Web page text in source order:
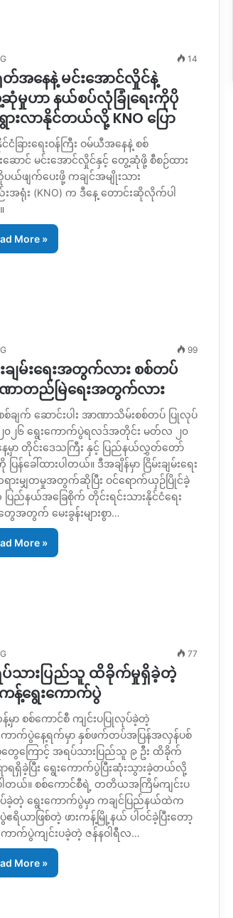
14
အနေနဲ့ မင်းအောင်လှိုင်နဲ့
မှုဟာ နယ်စပ်လုံခြုံရေးကိုပို
ားလာနိုင်တယ်လို့ KNO ပြော
ငံခြားရေးဝန်ကြီး ဝမ်ယီအနေနဲ့ စစ်
းဆောင် မင်းအောင်လှိုင်နှင့် တွေ့ဆုံဖို့ စီစဉ်ထား
ယ်ဖျက်ပေးဖို့ ကချင်အမျိုးသား
အရုံး (KNO) က ဒီနေ့ တောင်းဆိုလိုက်ပါ
More »
99
းချမ်းရေးအတွက်လား စစ်တပ်
ာတည်မြဲရေးအတွက်လား
စ်ချက် ဆောင်းပါး အာဏာသိမ်းစစ်တပ် ပြုလုပ်
၀၂၆ ရွေးကောက်ပွဲရလဒ်အတိုင်း မတ်လ ၂၀
မှာ တိုင်းဒေသကြီး နှင့် ပြည်နယ်လွှတ်တော်
ြန်ခေါ်ထားပါတယ်။ ဒီအချိန်မှာ ငြိမ်းချမ်းရေး
ားမျှတမှုအတွက်ဆိုပြီး ဝင်ရောက်ယှဉ်ပြိုင်ခဲ့
ပြည်နယ်အခြေစိုက် တိုင်းရင်းသားနိုင်ငံရေး
ေအတွက် မေးခွန်းများစွာ…
More »
77
သားပြည်သူ ထိခိုက်မှုရှိခဲ့တဲ့
ကန့်ရွေးကောက်ပွဲ
န့်မှာ စစ်ကောင်စီ ကျင်းပပြုလုပ်ခဲ့တဲ့
ောက်ပွဲနေ့ရက်မှာ နှစ်ဖက်တပ်အပြန်အလှန်ပစ်
ေကြောင့် အရပ်သားပြည်သူ ၉ ဦး ထိခိုက်
ရရှိခဲ့ပြီး ရွေးကောက်ပွဲပြီးဆုံးသွားခဲ့တယ်လို့
တယ်။ စစ်ကောင်စီရဲ့ တတိယအကြိမ်ကျင်းပ
ခဲ့တဲ့ ရွေးကောက်ပွဲမှာ ကချင်ပြည်နယ်ထဲက
ရိယာဖြစ်တဲ့ ဖားကန့်မြို့နယ် ပါဝင်ခဲ့ပြီးတော့
ောက်ပွဲကျင်းပခဲ့တဲ့ ဇန်နဝါရီလ…
More »